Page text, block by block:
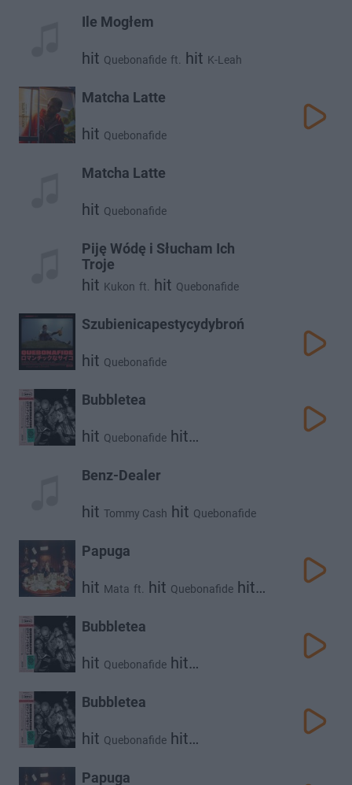
Ile Mogłem
hit Quebonafide ft. hit K-Leah
Matcha Latte
hit Quebonafide
Matcha Latte
hit Quebonafide
Piję Wódę i Słucham Ich
Troje
hit Kukon ft. hit Quebonafide
Szubienicapestycydybroń
hit Quebonafide
Bubbletea
hit Quebonafide hit
Benz-Dealer
hit Tommy Cash hit Quebonafide
Papuga
hit Mata ft. hit Quebonafide hit
Bubbletea
hit Quebonafide hit
Bubbletea
hit Quebonafide hit
Papuga